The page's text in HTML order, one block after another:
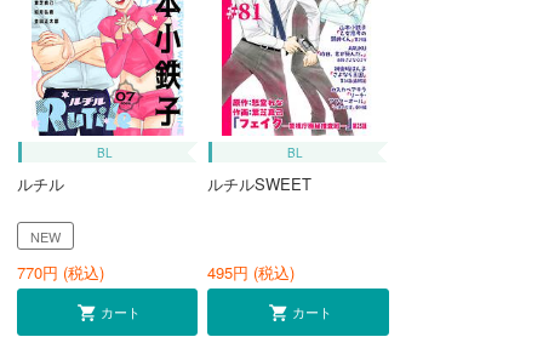
BL
ルチル
NEW
770円 (税込)
カート
BL
ルチルSWEET
495円 (税込)
カート